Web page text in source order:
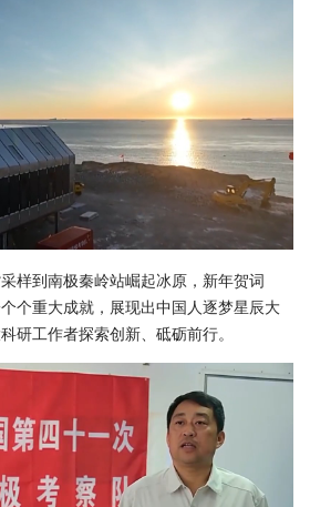
样到南极秦岭站崛起冰原，新年贺词
个重大成就，展现出中国人逐梦星辰大
研工作者探索创新、砥砺前行。